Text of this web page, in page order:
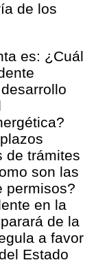
de los
es: ¿Cuál
de trámites
son las
permisos?
en la
de la
a favor
Estado